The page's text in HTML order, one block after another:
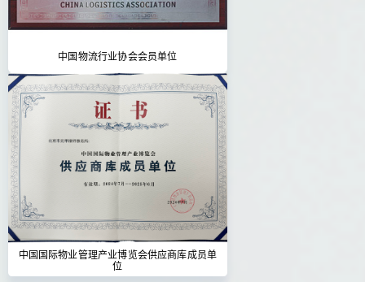
中国物流行业协会会员单位
中国国际物业管理产业博览会供应商库成员单
位